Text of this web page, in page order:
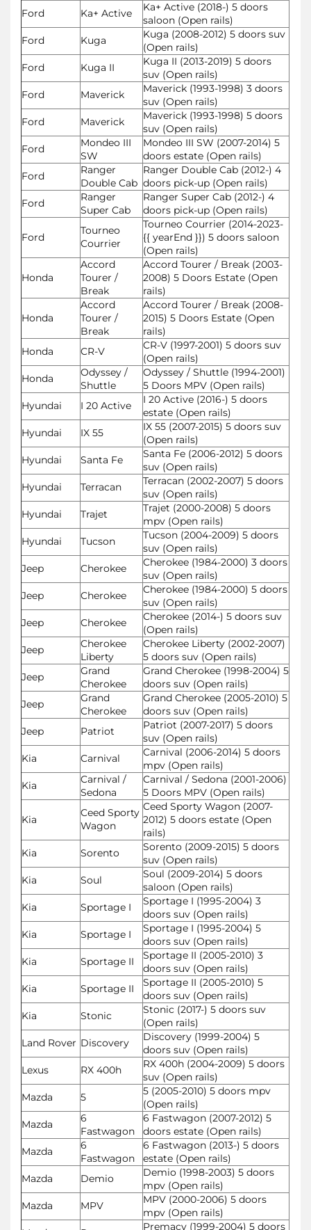
Ford
Ka+ Active
Ka+ Active (2018-) 5 doors
saloon (Open rails)
Ford
Kuga
Kuga (2008-2012) 5 doors suv
(Open rails)
Ford
Kuga II
Kuga II (2013-2019) 5 doors
suv (Open rails)
Ford
Maverick
Maverick (1993-1998) 3 doors
suv (Open rails)
Ford
Maverick
Maverick (1993-1998) 5 doors
suv (Open rails)
Ford
Mondeo III
SW
Mondeo III SW (2007-2014) 5
doors estate (Open rails)
Ford
Ranger
Double Cab
Ranger Double Cab (2012-) 4
doors pick-up (Open rails)
Ford
Ranger
Super Cab
Ranger Super Cab (2012-) 4
doors pick-up (Open rails)
Ford
Tourneo
Courrier
Tourneo Courrier (2014-2023-
{{ yearEnd }}) 5 doors saloon
(Open rails)
Honda
Accord
Tourer /
Break
Accord Tourer / Break (2003-
2008) 5 Doors Estate (Open
rails)
Honda
Accord
Tourer /
Break
Accord Tourer / Break (2008-
2015) 5 Doors Estate (Open
rails)
Honda
CR-V
CR-V (1997-2001) 5 doors suv
(Open rails)
Honda
Odyssey /
Shuttle
Odyssey / Shuttle (1994-2001)
5 Doors MPV (Open rails)
Hyundai
I 20 Active
I 20 Active (2016-) 5 doors
estate (Open rails)
Hyundai
IX 55
IX 55 (2007-2015) 5 doors suv
(Open rails)
Hyundai
Santa Fe
Santa Fe (2006-2012) 5 doors
suv (Open rails)
Hyundai
Terracan
Terracan (2002-2007) 5 doors
suv (Open rails)
Hyundai
Trajet
Trajet (2000-2008) 5 doors
mpv (Open rails)
Hyundai
Tucson
Tucson (2004-2009) 5 doors
suv (Open rails)
Jeep
Cherokee
Cherokee (1984-2000) 3 doors
suv (Open rails)
Jeep
Cherokee
Cherokee (1984-2000) 5 doors
suv (Open rails)
Jeep
Cherokee
Cherokee (2014-) 5 doors suv
(Open rails)
Jeep
Cherokee
Liberty
Cherokee Liberty (2002-2007)
5 doors suv (Open rails)
Jeep
Grand
Cherokee
Grand Cherokee (1998-2004) 5
doors suv (Open rails)
Jeep
Grand
Cherokee
Grand Cherokee (2005-2010) 5
doors suv (Open rails)
Jeep
Patriot
Patriot (2007-2017) 5 doors
suv (Open rails)
Kia
Carnival
Carnival (2006-2014) 5 doors
mpv (Open rails)
Kia
Carnival /
Sedona
Carnival / Sedona (2001-2006)
5 Doors MPV (Open rails)
Kia
Ceed Sporty
Wagon
Ceed Sporty Wagon (2007-
2012) 5 doors estate (Open
rails)
Kia
Sorento
Sorento (2009-2015) 5 doors
suv (Open rails)
Kia
Soul
Soul (2009-2014) 5 doors
saloon (Open rails)
Kia
Sportage I
Sportage I (1995-2004) 3
doors suv (Open rails)
Kia
Sportage I
Sportage I (1995-2004) 5
doors suv (Open rails)
Kia
Sportage II
Sportage II (2005-2010) 3
doors suv (Open rails)
Kia
Sportage II
Sportage II (2005-2010) 5
doors suv (Open rails)
Kia
Stonic
Stonic (2017-) 5 doors suv
(Open rails)
Land Rover Discovery
Discovery (1999-2004) 5
doors suv (Open rails)
Lexus
RX 400h
RX 400h (2004-2009) 5 doors
suv (Open rails)
Mazda
5
5 (2005-2010) 5 doors mpv
(Open rails)
Mazda
6
Fastwagon
6 Fastwagon (2007-2012) 5
doors estate (Open rails)
Mazda
6
Fastwagon
6 Fastwagon (2013-) 5 doors
estate (Open rails)
Mazda
Demio
Demio (1998-2003) 5 doors
mpv (Open rails)
Mazda
MPV
MPV (2000-2006) 5 doors
mpv (Open rails)
Premacy (1999-2004) 5 doors